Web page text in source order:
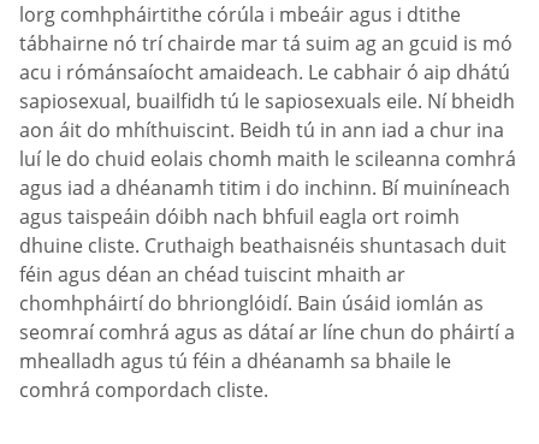
lorg comhpháirtithe córúla i mbeáir agus i dtithe
tábhairne nó trí chairde mar tá suim ag an gcuid is mó
acu i rómánsaíocht amaideach. Le cabhair ó aip dhátú
sapiosexual, buailfidh tú le sapiosexuals eile. Ní bheidh
aon áit do mhíthuiscint. Beidh tú in ann iad a chur ina
luí le do chuid eolais chomh maith le scileanna comhrá
agus iad a dhéanamh titim i do inchinn. Bí muiníneach
agus taispeáin dóibh nach bhfuil eagla ort roimh
dhuine cliste. Cruthaigh beathaisnéis shuntasach duit
féin agus déan an chéad tuiscint mhaith ar
chomhpháirtí do bhrionglóidí. Bain úsáid iomlán as
seomraí comhrá agus as dátaí ar líne chun do pháirtí a
mhealladh agus tú féin a dhéanamh sa bhaile le
comhrá compordach cliste.